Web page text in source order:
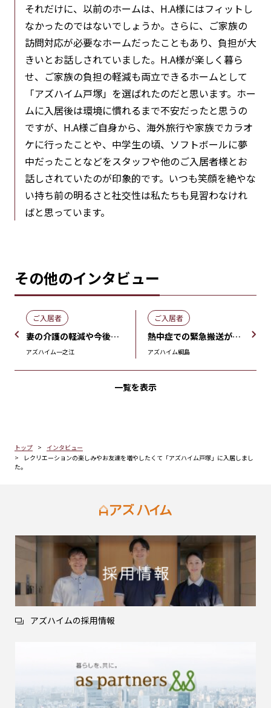
トップ
インタビュー
レクリエーションの楽しみやお友達を増やしたくて「アズハイム戸塚」に入居しまし
た。
それだけに、以前のホームは、H.A様にはフィットし
なかったのではないでしょうか。さらに、ご家族の
訪問対応が必要なホームだったこともあり、負担が大
きいとお話しされていました。H.A様が楽しく暮ら
せ、ご家族の負担の軽減も両立できるホームとして
「アズハイム戸塚」を選ばれたのだと思います。ホー
ムに入居後は環境に慣れるまで不安だったと思うの
ですが、H.A様ご自身から、海外旅行や家族でカラオ
ケに行ったことや、中学生の頃、ソフトボールに夢
中だったことなどをスタッフや他のご入居者様とお
話しされていたのが印象的です。いつも笑顔を絶やな
い持ち前の明るさと社交性は私たちも見習わなけれ
ばと思っています。
その他のインタビュー
ご入居者
妻の介護の軽減や今後の私自身の生活を考えて「アズハイム一之江」を選びました。
アズハイム一之江
一覧を表示
ご入居者
熱中症での緊急搬送がきっかけでホーム探し。元気な暮らしに娘も安心していますよ。
アズハイム綱島
アズハイムの採用情報